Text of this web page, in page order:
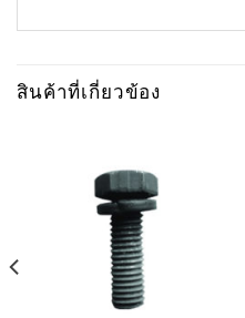
สินค้าที่เกี่ยวข้อง